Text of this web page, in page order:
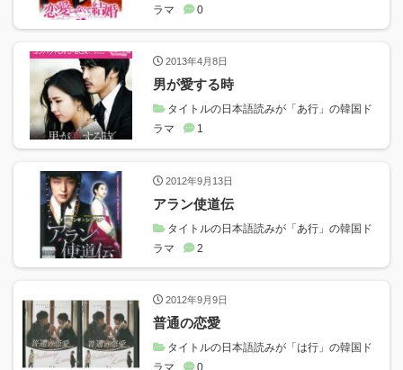
ラマ
0
2013年4月8日
男が愛する時
タイトルの日本語読みが「あ行」の韓国ド
ラマ
1
2012年9月13日
アラン使道伝
タイトルの日本語読みが「あ行」の韓国ド
ラマ
2
2012年9月9日
普通の恋愛
タイトルの日本語読みが「は行」の韓国ド
ラマ
0